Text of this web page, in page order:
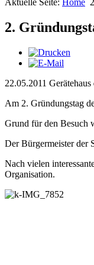
2.
22.05.2011
Am 2. Gründungstag
Grund für den Besuch
Der Bürgermeister der
Nach vielen
Organisation.